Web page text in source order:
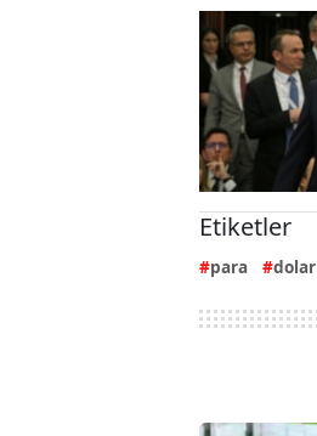
Etiketler
para dolar